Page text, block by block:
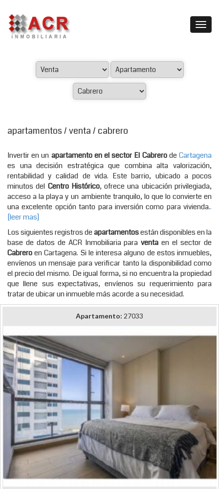
apartamentos / venta / cabrero
Invertir en un apartamento en el sector El CabrerodeCartagena
es una decisión estratégica que combina alta valorización,
rentabilidad y calidad de vida. Este barrio, ubicado a pocos
minutos del Centro Histórico, ofrece una ubicación privilegiada,
acceso a la playa y un ambiente tranquilo, lo que lo convierte en
una excelente opción tanto para inversión como para vivienda..
[leer mas]
Los siguientes registros deapartamentosestán disponibles en la
base de datos de ACR Inmobiliaria paraventa en el sector de
Cabreroen Cartagena. Si le interesa alguno de estos inmuebles,
envíenos un mensaje para verificar tanto la disponibilidad como
el precio del mismo. De igual forma, si no encuentra la propiedad
que llene sus expectativas, envíenos su requerimiento para
tratar de ubicar un inmueble más acorde a su necesidad.
Apartamento: 27033